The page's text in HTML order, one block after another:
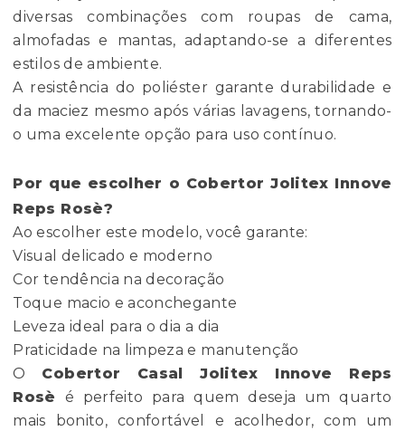
diversas combinações com roupas de cama,
almofadas e mantas, adaptando-se a diferentes
estilos de ambiente.
A resistência do poliéster garante durabilidade e
da maciez mesmo após várias lavagens, tornando-
o uma excelente opção para uso contínuo.
Por que escolher o Cobertor Jolitex Innove
Reps Rosè?
Ao escolher este modelo, você garante:
Visual delicado e moderno
Cor tendência na decoração
Toque macio e aconchegante
Leveza ideal para o dia a dia
Praticidade na limpeza e manutenção
O Cobertor Casal Jolitex Innove Reps
Rosè é perfeito para quem deseja um quarto
mais bonito, confortável e acolhedor, com um